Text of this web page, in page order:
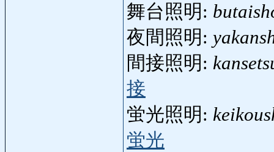
舞台照明:
夜間照明:
間接照明:
接
蛍光照明:
蛍光